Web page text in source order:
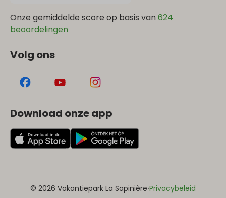
Onze gemiddelde score op basis van 624
beoordelingen
Volg ons
Download onze app
© 2026 Vakantiepark La Sapinière·Privacybeleid